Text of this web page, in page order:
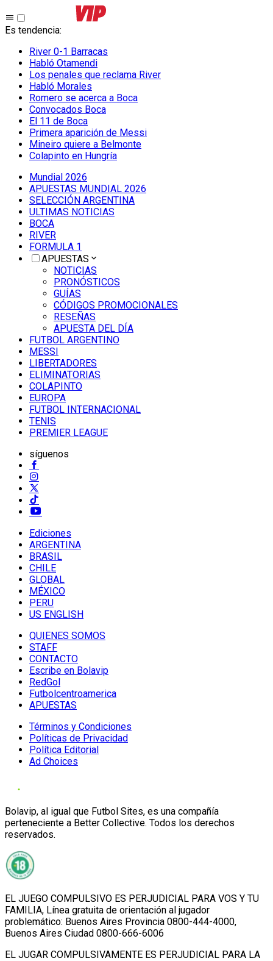
Es tendencia:
River 0-1 Barracas
Habló Otamendi
Los penales que reclama River
Habló Morales
Romero se acerca a Boca
Convocados Boca
El 11 de Boca
Primera aparición de Messi
Mineiro quiere a Belmonte
Colapinto en Hungría
Mundial 2026
APUESTAS MUNDIAL 2026
SELECCIÓN ARGENTINA
ULTIMAS NOTICIAS
BOCA
RIVER
FORMULA 1
APUESTAS
NOTICIAS
PRONÓSTICOS
GUÍAS
CÓDIGOS PROMOCIONALES
RESEÑAS
APUESTA DEL DÍA
FUTBOL ARGENTINO
MESSI
LIBERTADORES
ELIMINATORIAS
COLAPINTO
EUROPA
FUTBOL INTERNACIONAL
TENIS
PREMIER LEAGUE
síguenos
Ediciones
ARGENTINA
BRASIL
CHILE
GLOBAL
MÉXICO
PERU
US ENGLISH
QUIENES SOMOS
STAFF
CONTACTO
Escribe en Bolavip
RedGol
Futbolcentroamerica
APUESTAS
Términos y Condiciones
Políticas de Privacidad
Política Editorial
Ad Choices
Bolavip, al igual que Futbol Sites, es una compañía
perteneciente a Better Collective. Todos los derechos
reservados.
EL JUEGO COMPULSIVO ES PERJUDICIAL PARA VOS Y TU
FAMILIA, Línea gratuita de orientación al jugador
problemático: Buenos Aires Provincia 0800-444-4000,
Buenos Aires Ciudad 0800-666-6006
EL JUGAR COMPULSIVAMENTE ES PERJUDICIAL PARA LA